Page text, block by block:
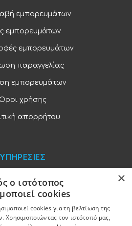
εμπορευμάτων
εμπορευμάτων
εμπορευμάτων
παραγγελίας
εμπορευμάτων
χρήσης
απορρήτου
ΥΠΗΡΕΣΙΕΣ
και πληρωμές
πώληση
×
ο ιστότοπος
cookies
cookies για τη βελτίωση της
Χρησιμοποιώντας τον ιστότοπό μας,